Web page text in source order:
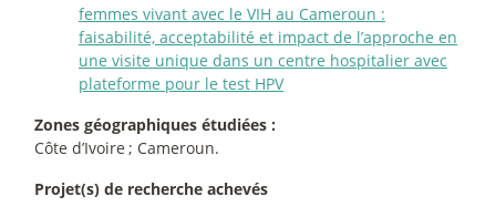
femmes vivant avec le VIH au Cameroun :
faisabilité, acceptabilité et impact de l’approche en
une visite unique dans un centre hospitalier avec
plateforme pour le test HPV
Zones géographiques étudiées :
Côte d’Ivoire ; Cameroun.
Projet(s) de recherche achevés